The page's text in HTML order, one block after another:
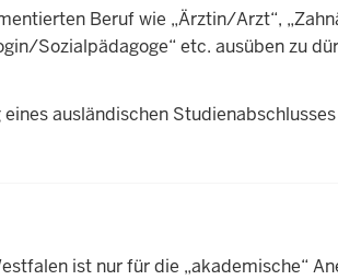
Beruf wie „Ärztin/Arzt“,
Sozialpädagoge“ etc. ausüben zu
ausländischen
ist nur für die „akademische“